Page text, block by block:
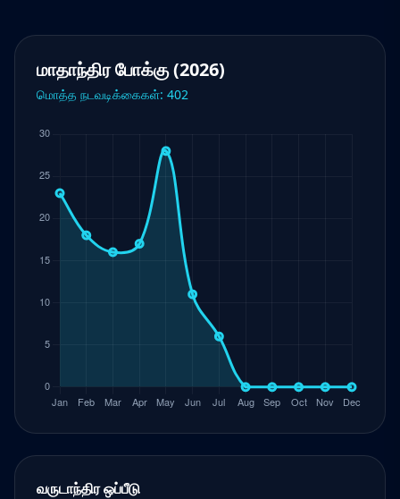
மாதாந்திர போக்கு (2026)
மொத்த நடவடிக்கைகள்: 402
வருடாந்திர ஒப்பீடு